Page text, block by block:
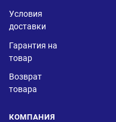
Условия
доставки
Гарантия на
товар
Возврат
товара
КОМПАНИЯ